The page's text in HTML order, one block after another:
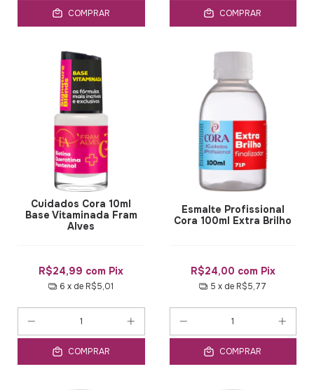
COMPRAR COMPRAR
Cuidados Cora 10ml
Base Vitaminada Fram
Alves
R$24,99 com Pix
6 x de R$5,01
COMPRAR
Esmalte Profissional
Cora 100ml Extra Brilho
R$24,00 com Pix
5 x de R$5,77
COMPRAR